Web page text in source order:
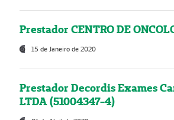
Prestador CENTRO DE
15 de Janeiro de 2020
Prestador Decordis Exames
LTDA (51004347-4)